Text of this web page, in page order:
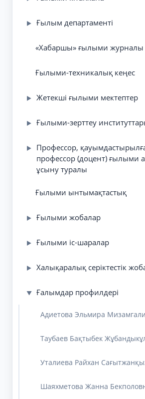
▶ Ғылым департаменті
«Хабаршы» ғылыми журналы
Ғылыми-техникалық кеңес
▶ Жетекші ғылыми мектептер
▶ Ғылыми-зерттеу
▶
Профессор,
профессор (доцент) ғылыми
ұсыну туралы
Ғылыми ынтымақтастық
▶ Ғылыми жобалар
▶ Ғылыми іс-шаралар
▶ Халықаралық серіктестік
▼ Ғалымдар профилдері
Адиетова Эльмира
Таубаев Бақтыбек
Уталиева Райхан
Шаяхметова Жанна